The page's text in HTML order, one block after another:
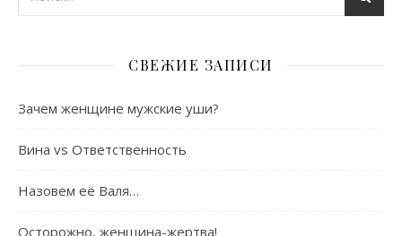
СВЕЖИЕ ЗАПИСИ
Зачем женщине мужские уши?
Вина vs Ответственность
Назовем её Валя…
Осторожно, женщина-жертва!